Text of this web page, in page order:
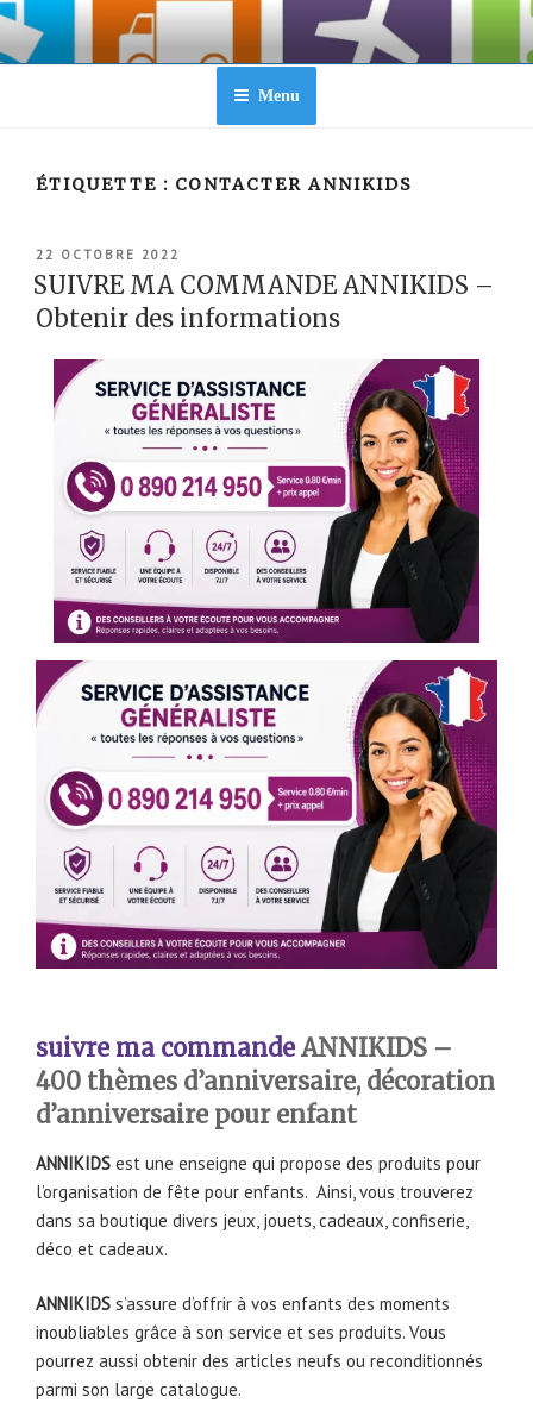
Aller
contenu
Menu
ÉTIQUETTE : CONTACTER ANNIKIDS
PUBLIÉ
LE
22 OCTOBRE 2022
SUIVRE MA COMMANDE ANNIKIDS –
Obtenir des informations
suivre ma commandeANNIKIDS –
400 thèmes d’anniversaire, décoration
d’anniversaire pour enfant
ANNIKIDS est une enseigne qui propose des produits pour
l’organisation de fête pour enfants. Ainsi, vous trouverez
dans sa boutique divers jeux, jouets, cadeaux, confiserie,
déco et cadeaux.
ANNIKIDS s’assure d’offrir à vos enfants des moments
inoubliables grâce à son service et ses produits. Vous
pourrez aussi obtenir des articles neufs ou reconditionnés
parmi son large catalogue.